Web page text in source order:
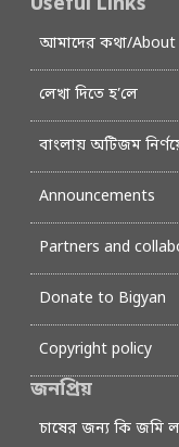
আমাদের কথা/About
লেখা দিতে হ’লে
বাংলায় অটিজম
Announcements
Partners and
Donate to Bigyan
Copyright policy
জনপ্রিয়
চাষের জন্য কি জমি